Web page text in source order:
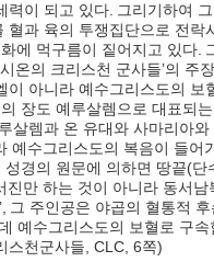
력이 되고 있다 그리기하여
혈과 육의 투쟁집단으로 전락
에 먹구름이 짙어지고 있다
시온의 크리스천 군사들’의 주
이 아니라 예수그리스도의 보
장도 예루살렘으로 대표되
살렘과 온 유대와 사마리아와
예수그리스도의 복음이 들어
성경의 원문에 의하면 땅끝(단
진만 하는 것이 아니라 동서남
’, 그 주인공은 야곱의 혈통적 후
예수그리스도의 보혈로 구속
스천군사들 , CLC, 6쪽)